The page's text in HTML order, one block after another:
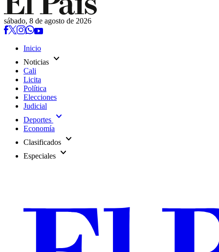
sábado, 8 de agosto de 2026
Inicio
Noticias expand_more
Cali
Licita
Política
Elecciones
Judicial
Deportes expand_more
Economía
Clasificados expand_more
Especiales expand_more